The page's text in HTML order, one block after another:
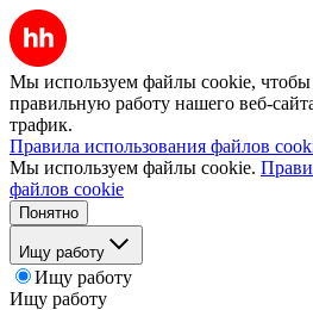
Мы используем файлы cookie, чтобы
правильную работу нашего веб-
трафик.
Правила использования файлов
Мы используем файлы cookie.
файлов cookie
Понятно
Ищу работу
Ищу работу
Ищу работу